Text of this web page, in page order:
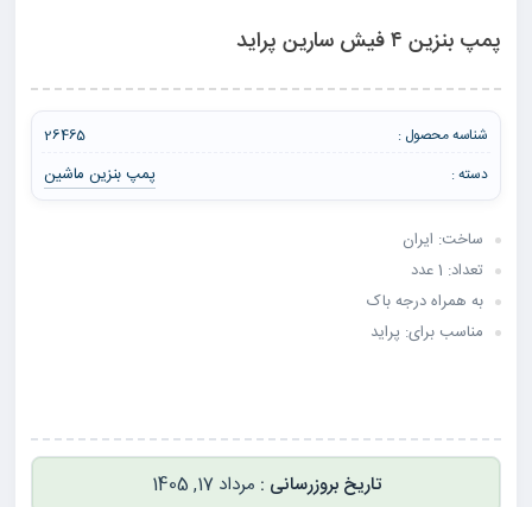
پمپ بنزین ۴ فیش سارین پراید
شناسه محصول :
26465
دسته :
پمپ بنزین ماشین
ساخت: ایران
تعداد: 1 عدد
به همراه درجه باک
مناسب برای: پراید
مرداد 17, 1405